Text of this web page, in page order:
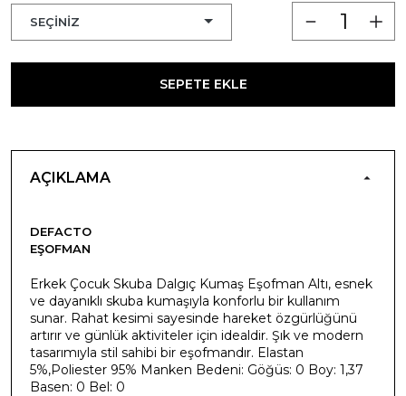
SEPETE EKLE
AÇIKLAMA
DEFACTO
EŞOFMAN
Erkek Çocuk Skuba Dalgıç Kumaş Eşofman Altı, esnek
ve dayanıklı skuba kumaşıyla konforlu bir kullanım
sunar. Rahat kesimi sayesinde hareket özgürlüğünü
artırır ve günlük aktiviteler için idealdir. Şık ve modern
tasarımıyla stil sahibi bir eşofmandır. Elastan
5%,Poliester 95% Manken Bedeni: Göğüs: 0 Boy: 1,37
Basen: 0 Bel: 0